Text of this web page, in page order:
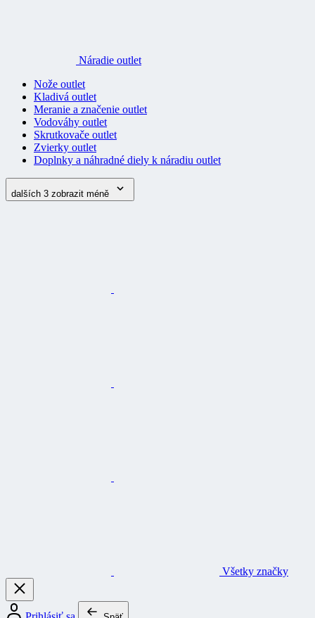
Náradie outlet
Nože outlet
Kladivá outlet
Meranie a značenie outlet
Vodováhy outlet
Skrutkovače outlet
Zvierky outlet
Doplnky a náhradné diely k náradiu outlet
dalších 3 zobrazit méně
Všetky značky